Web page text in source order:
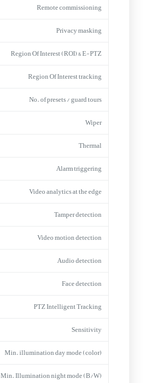
Remote commissioning
Privacy masking
Region Of Interest (ROI) & E-PTZ
Region Of Interest tracking
No. of presets / guard tours
Wiper
Thermal
Alarm triggering
Video analytics at the edge
Tamper detection
Video motion detection
Audio detection
Face detection
PTZ Intelligent Tracking
Sensitivity
Min. illumination day mode (color)
Min. Illumination night mode (B/W)